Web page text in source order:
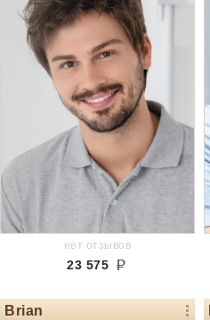
нет отзывов
23 575
Brian